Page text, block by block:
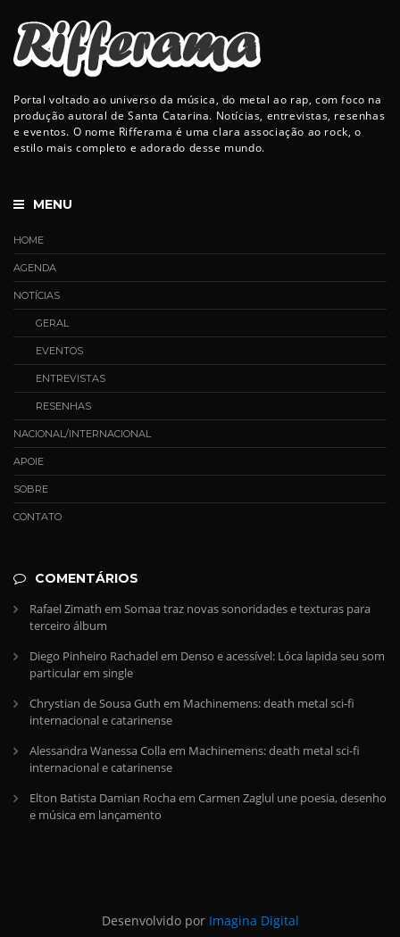
Portal voltado ao universo da música, do metal ao rap, com foco na
produção autoral de Santa Catarina. Notícias, entrevistas, resenhas
e eventos. O nome Rifferama é uma clara associação ao rock, o
estilo mais completo e adorado desse mundo.
MENU
HOME
AGENDA
NOTÍCIAS
GERAL
EVENTOS
ENTREVISTAS
RESENHAS
NACIONAL/INTERNACIONAL
APOIE
SOBRE
CONTATO
COMENTÁRIOS
Rafael Zimath em Somaa traz novas sonoridades e texturas para
terceiro álbum
Diego Pinheiro Rachadelem Denso e acessível: Lóca lapida seu som
particular em single
Chrystian de Sousa Guth em Machinemens: death metal sci-fi
internacional e catarinense
Alessandra Wanessa Collaem Machinemens: death metal sci-fi
internacional e catarinense
Elton Batista Damian Rochaem Carmen Zaglul une poesia, desenho
e música em lançamento
Desenvolvido por Imagina Digital